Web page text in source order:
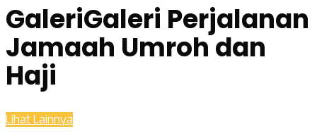
GaleriGaleri Perjalanan
Jamaah Umroh dan
Haji
Lihat Lainnya